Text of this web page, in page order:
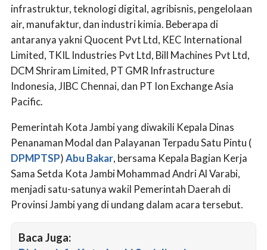
infrastruktur, teknologi digital, agribisnis, pengelolaan
air, manufaktur, dan industri kimia. Beberapa di
antaranya yakni Quocent Pvt Ltd, KEC International
Limited, TKIL Industries Pvt Ltd, Bill Machines Pvt Ltd,
DCM Shriram Limited, PT GMR Infrastructure
Indonesia, JIBC Chennai, dan PT Ion Exchange Asia
Pacific.
Pemerintah Kota Jambi yang diwakili Kepala Dinas
Penanaman Modal dan Palayanan Terpadu Satu Pintu (
DPMPTSP)Abu Bakar, bersama Kepala Bagian Kerja
Sama Setda Kota Jambi Mohammad Andri Al Varabi,
menjadi satu-satunya wakil Pemerintah Daerah di
Provinsi Jambi yang di undang dalam acara tersebut.
Baca Juga: